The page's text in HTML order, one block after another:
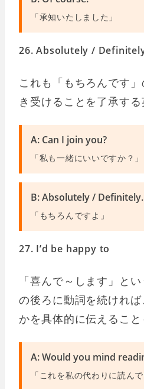
「承知いたしました」
26. Absolutely /
これも「もちろんです
き受けることを了承する
A: Can I join you?
「私も一緒にいいですか？」
B: Absolutely / Definitely.
「もちろんですよ」
27. I’d be happy to
「喜んで～します」と
の後ろに動詞を続けれ
かを具体的に伝えること
A: Would you mind
「これを私の代わりに読ん